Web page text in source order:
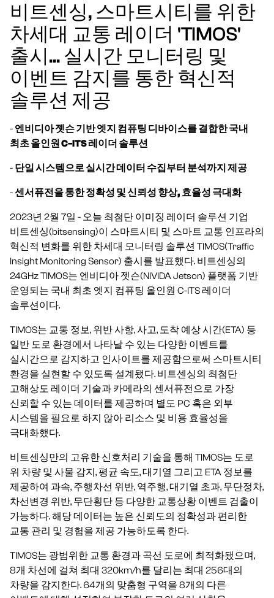
비트센싱, 스마트시티를 위한
차세대 교통 레이더 'TIMOS'
출시... 실시간 모니터링 및
이벤트 감지를 통한 혁신적
솔루션 제공
- 엔비디아 젯슨 기반 엣지 컴퓨팅 디바이스를 결합한 국내
최초 올인원 C-ITS 레이더 솔루션
- 단일 시스템으로 실시간 데이터 수집부터 분석까지 제공
-센서퓨전을 통한 정확성 및 신뢰성 향상, 효율성 극대화
2023년 2월 7일 - 오늘 최첨단 이미징 레이더 솔루션 기업
비트센싱(bitsensing)이 스마트시티 및 스마트 교통 인프라의
혁신적 변화를 위한 차세대 모니터링 솔루션 TIMOS(Traffic
Insight Monitoring Sensor) 출시를 발표했다. 비트센싱의
24GHz TIMOS는 엔비디아 젯슨(NIVIDA Jetson) 플랫폼 기반
운영되는 국내 최초 엣지 컴퓨팅 올인원 C-ITS 레이더
솔루션이다.
TIMOS는 교통 정보, 위반 사항, 사고, 도착 예상 시간(ETA) 등
일반 도로 환경에서 나타날 수 있는 다양한 이벤트를
실시간으로 감지하고 인사이트를 제공함으로써 스마트시티
환경을 실현할 수 있도록 설계됐다. 비트센싱의 최첨단
고해상도 레이더 기술과 카메라의 센서퓨전으로 가장
신뢰할 수 있는 데이터를 제공하며 별도 PC 혹은 외부
시스템을 필요로 하지 않아 리소스 및 비용 효율성을
극대화했다.
비트센싱만의 고유한 신호처리 기술을 통해 TIMOS는 도로
위 차량 및 사물 감지, 평균 속도, 대기열 그리고 ETA 정보를
제공하여 과속, 주행차선 위반, 역주행, 대기열 초과, 무단정차,
차선변경 위반, 무단횡단 등 다양한 교통상황 이벤트 검출이
가능하다. 해당 데이터는 높은 신뢰도의 정확성과 편리한
교통 관리 및 경험을 제공 가능하도록 한다.
TIMOS는 광범위한 교통 환경과 곡선 도로에 최적화됐으며,
8개 차선에 걸쳐 최대 320km/h를 달리는 최대 256대의
차량을 감지한다. 64개의 맞춤형 구역을 8개의 다른